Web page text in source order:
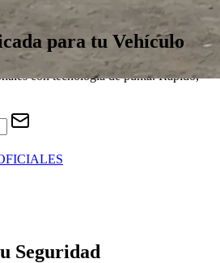
para tu Vehículo
con tecnología de punta. Rápido,
Seguridad